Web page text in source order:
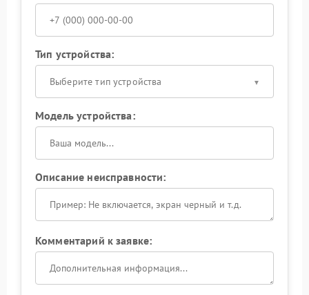
Тип устройства:
Выберите тип устройства
Модель устройства:
Описание неисправности:
Комментарий к заявке: